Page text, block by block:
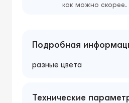
как можно скорее.
Подробная
разные цвета
Технические